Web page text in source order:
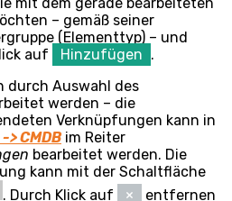
der Kategorie
Betriebe, Katalog der
Kategorie, Personen,
SLA– um einSLAauswählen
Allgemeine Informationen